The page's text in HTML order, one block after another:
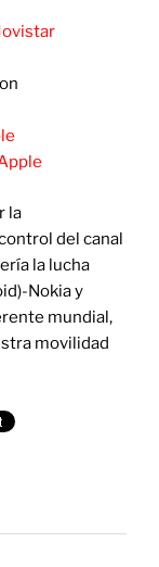
la
del canal
la lucha
Nokia y
mundial,
movilidad